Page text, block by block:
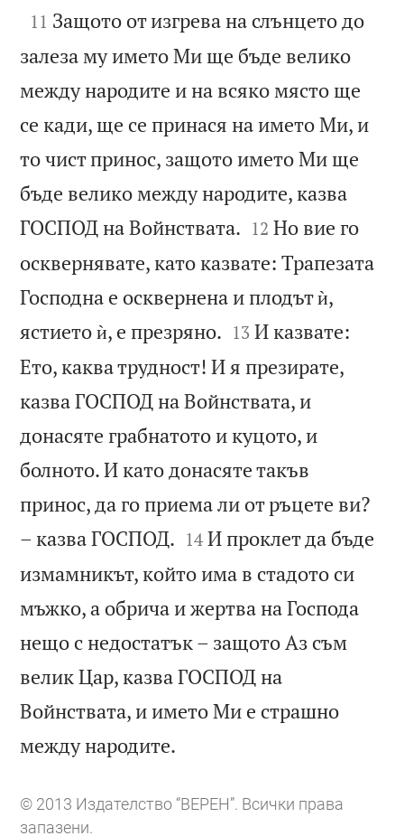

11 Защото от изгрева на слънцето до
залеза му името Ми ще бъде велико
между народите и на всяко място ще
се кади, ще се принася на името Ми, и
то чист принос, защото името Ми ще
бъде велико между народите, казва
ГОСПОД на Войнствата. 

12 Но вие го
осквернявате, като казвате: Трапезата
Господна е осквернена и плодът ѝ,
ястието ѝ, е презряно. 

13 И казвате:
Ето, каква трудност! И я презирате,
казва ГОСПОД на Войнствата, и
донасяте грабнатото и куцото, и
болното. И като донасяте такъв
принос, да го приема ли от ръцете ви?
– казва ГОСПОД. 

14 И проклет да бъде
измамникът, който има в стадото си
мъжко, а обрича и жертва на Господа
нещо с недостатък – защото Аз съм
велик Цар, казва ГОСПОД на
Войнствата, и името Ми е страшно
между народите.
© 2013 Издателство “ВЕРЕН”. Всички права
запазени.